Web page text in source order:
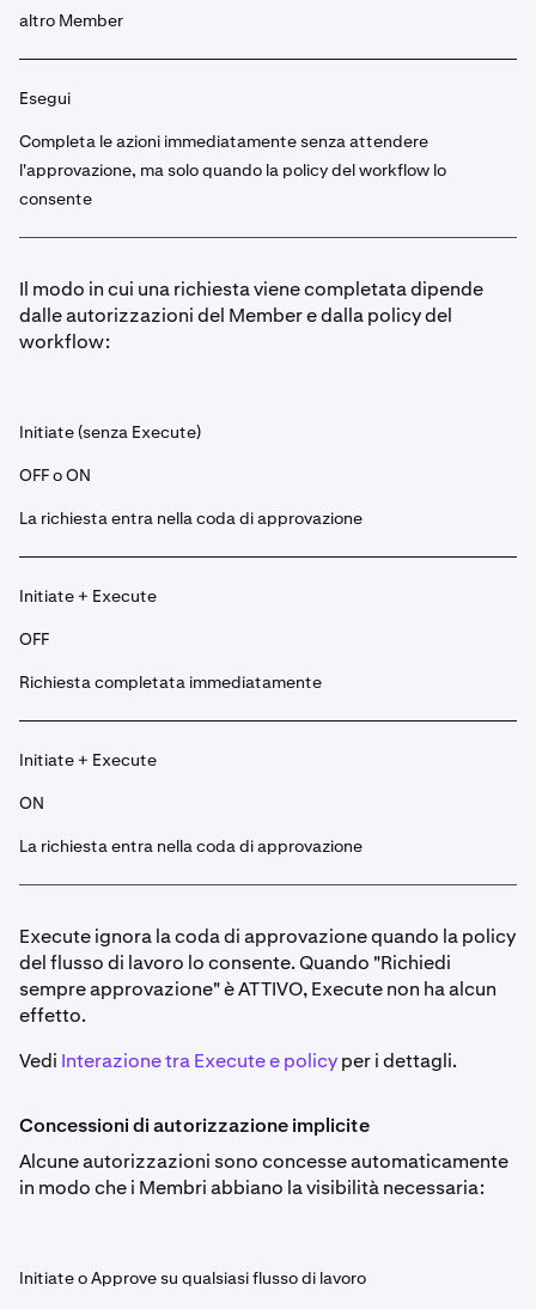
altro Member
Esegui
Completa le azioni immediatamente senza attendere
l'approvazione, ma solo quando la policy del workflow lo
consente
Il modo in cui una richiesta viene completata dipende
dalle autorizzazioni del Member e dalla policy del
workflow:
Initiate (senza Execute)
OFF o ON
La richiesta entra nella coda di approvazione
Initiate + Execute
OFF
Richiesta completata immediatamente
Initiate + Execute
ON
La richiesta entra nella coda di approvazione
Execute ignora la coda di approvazione quando la policy
del flusso di lavoro lo consente. Quando "Richiedi
sempre approvazione" è ATTIVO, Execute non ha alcun
effetto.
Vedi Interazione tra Execute e policyper i dettagli.
Concessioni di autorizzazione implicite
Alcune autorizzazioni sono concesse automaticamente
in modo che i Membri abbiano la visibilità necessaria:
Initiate o Approve su qualsiasi flusso di lavoro